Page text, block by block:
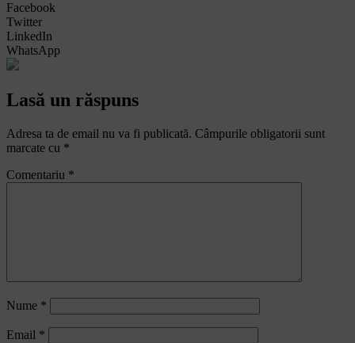
Facebook
Twitter
LinkedIn
WhatsApp
Lasă un răspuns
Adresa ta de email nu va fi publicată. Câmpurile obligatorii sunt
marcate cu *
Comentariu *
Nume *
Email *